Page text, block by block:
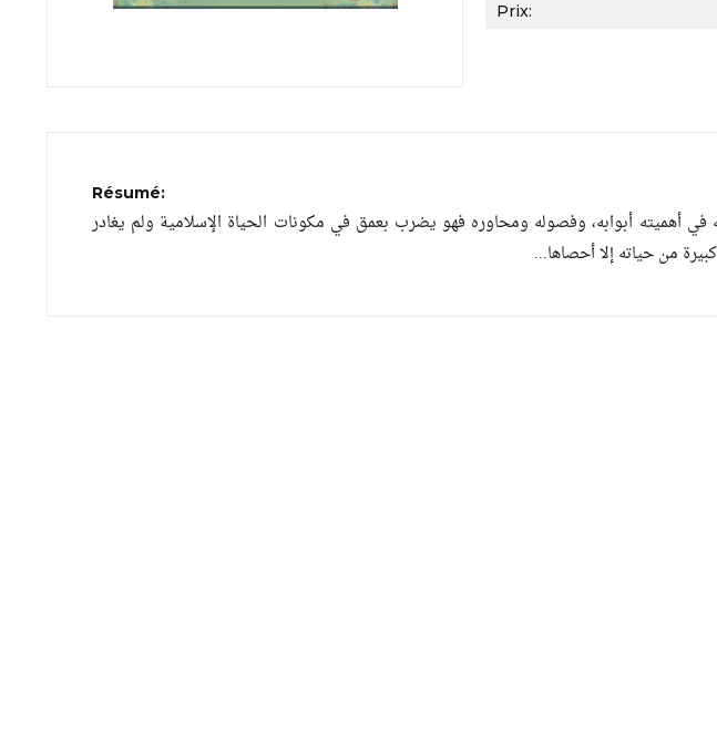
Prix:
Résumé:
أهميته أبوابه، وفصوله ومحاوره فهو يضرب بعمق في مكونات الحياة الإسلامية ولم يغادر
من حياته إلا أحصاها...